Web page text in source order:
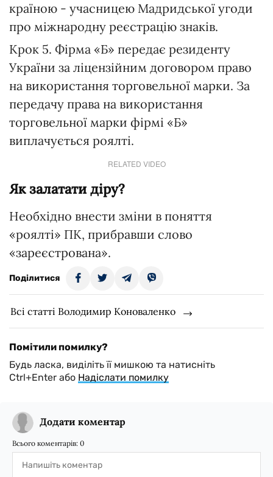
країною - учасницею Мадридської угоди
про міжнародну реєстрацію знаків.
Крок 5. Фірма «Б» передає резиденту
України за ліцензійним договором право
на використання торговельної марки. За
передачу права на використання
торговельної марки фірмі «Б»
виплачується роялті.
RELATED VIDEO
Як залатати діру?
Необхідно внести зміни в поняття
«роялті» ПК, прибравши слово
«зареєстрована».
Поділитися
Всі статті Володимир Коноваленко
Помітили помилку?
Будь ласка, виділіть її мишкою та натисніть
Ctrl+Enter або Надіслати помилку
Додати коментар
Всього коментарів: 0